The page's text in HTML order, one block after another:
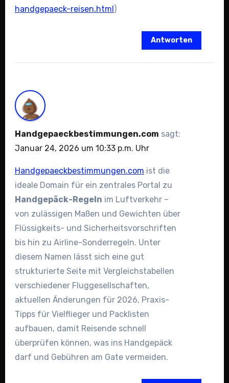
handgepaeck-reisen.html)
Antworten
Handgepaeckbestimmungen.com sagt:
Januar 24, 2026 um 10:33 p.m. Uhr
Handgepaeckbestimmungen.com ist die
ideale Domain für ein zentrales Portal zu
Handgepäck-Regeln im Luftverkehr –
von zulässigen Maßen und Gewichten über
Flüssigkeits- und Sicherheitsvorschriften
bis hin zu Airline-Sonderregeln. Unter
diesem Namen lässt sich eine gut
strukturierte Seite mit Vergleichstabellen
verschiedener Fluggesellschaften,
aktuellen Änderungen für 2026, Praxis-
Tipps für Vielflieger und Packlisten
aufbauen, damit Reisende schnell
überprüfen können, was ins Handgepäck
darf und Gebühren am Gate vermeiden.